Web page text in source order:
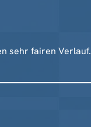
sehr fairen Verlauf.